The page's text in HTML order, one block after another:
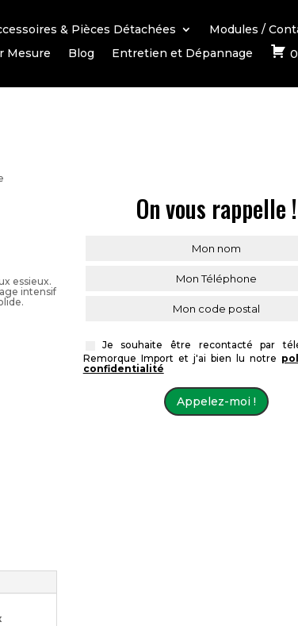
& Pièces Détachées Modules /
Mesure
Blog Entretien et Dépannage 0
essieux.
intensif
On vous rappelle !
Je souhaite être recontacté par
Remorque Import et j'ai bien lu notre
confidentialité
Appelez-moi !